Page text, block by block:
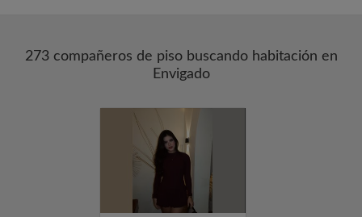
273 compañeros de piso buscando habitación en
Envigado